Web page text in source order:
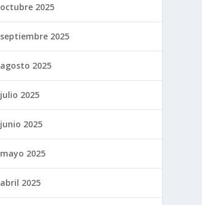
octubre 2025
septiembre 2025
agosto 2025
julio 2025
junio 2025
mayo 2025
abril 2025